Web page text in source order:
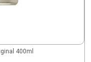
400ml